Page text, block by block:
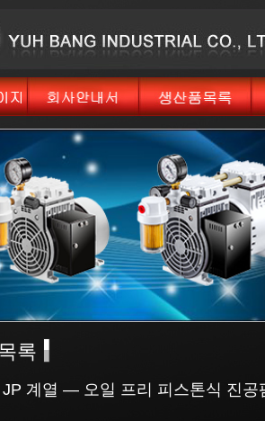
록
JP 계열 — 오일 프리 피스톤식 진공